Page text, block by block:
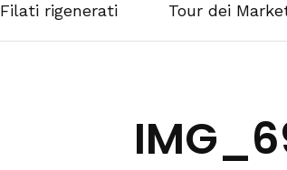
Filati rigenerati Tour dei